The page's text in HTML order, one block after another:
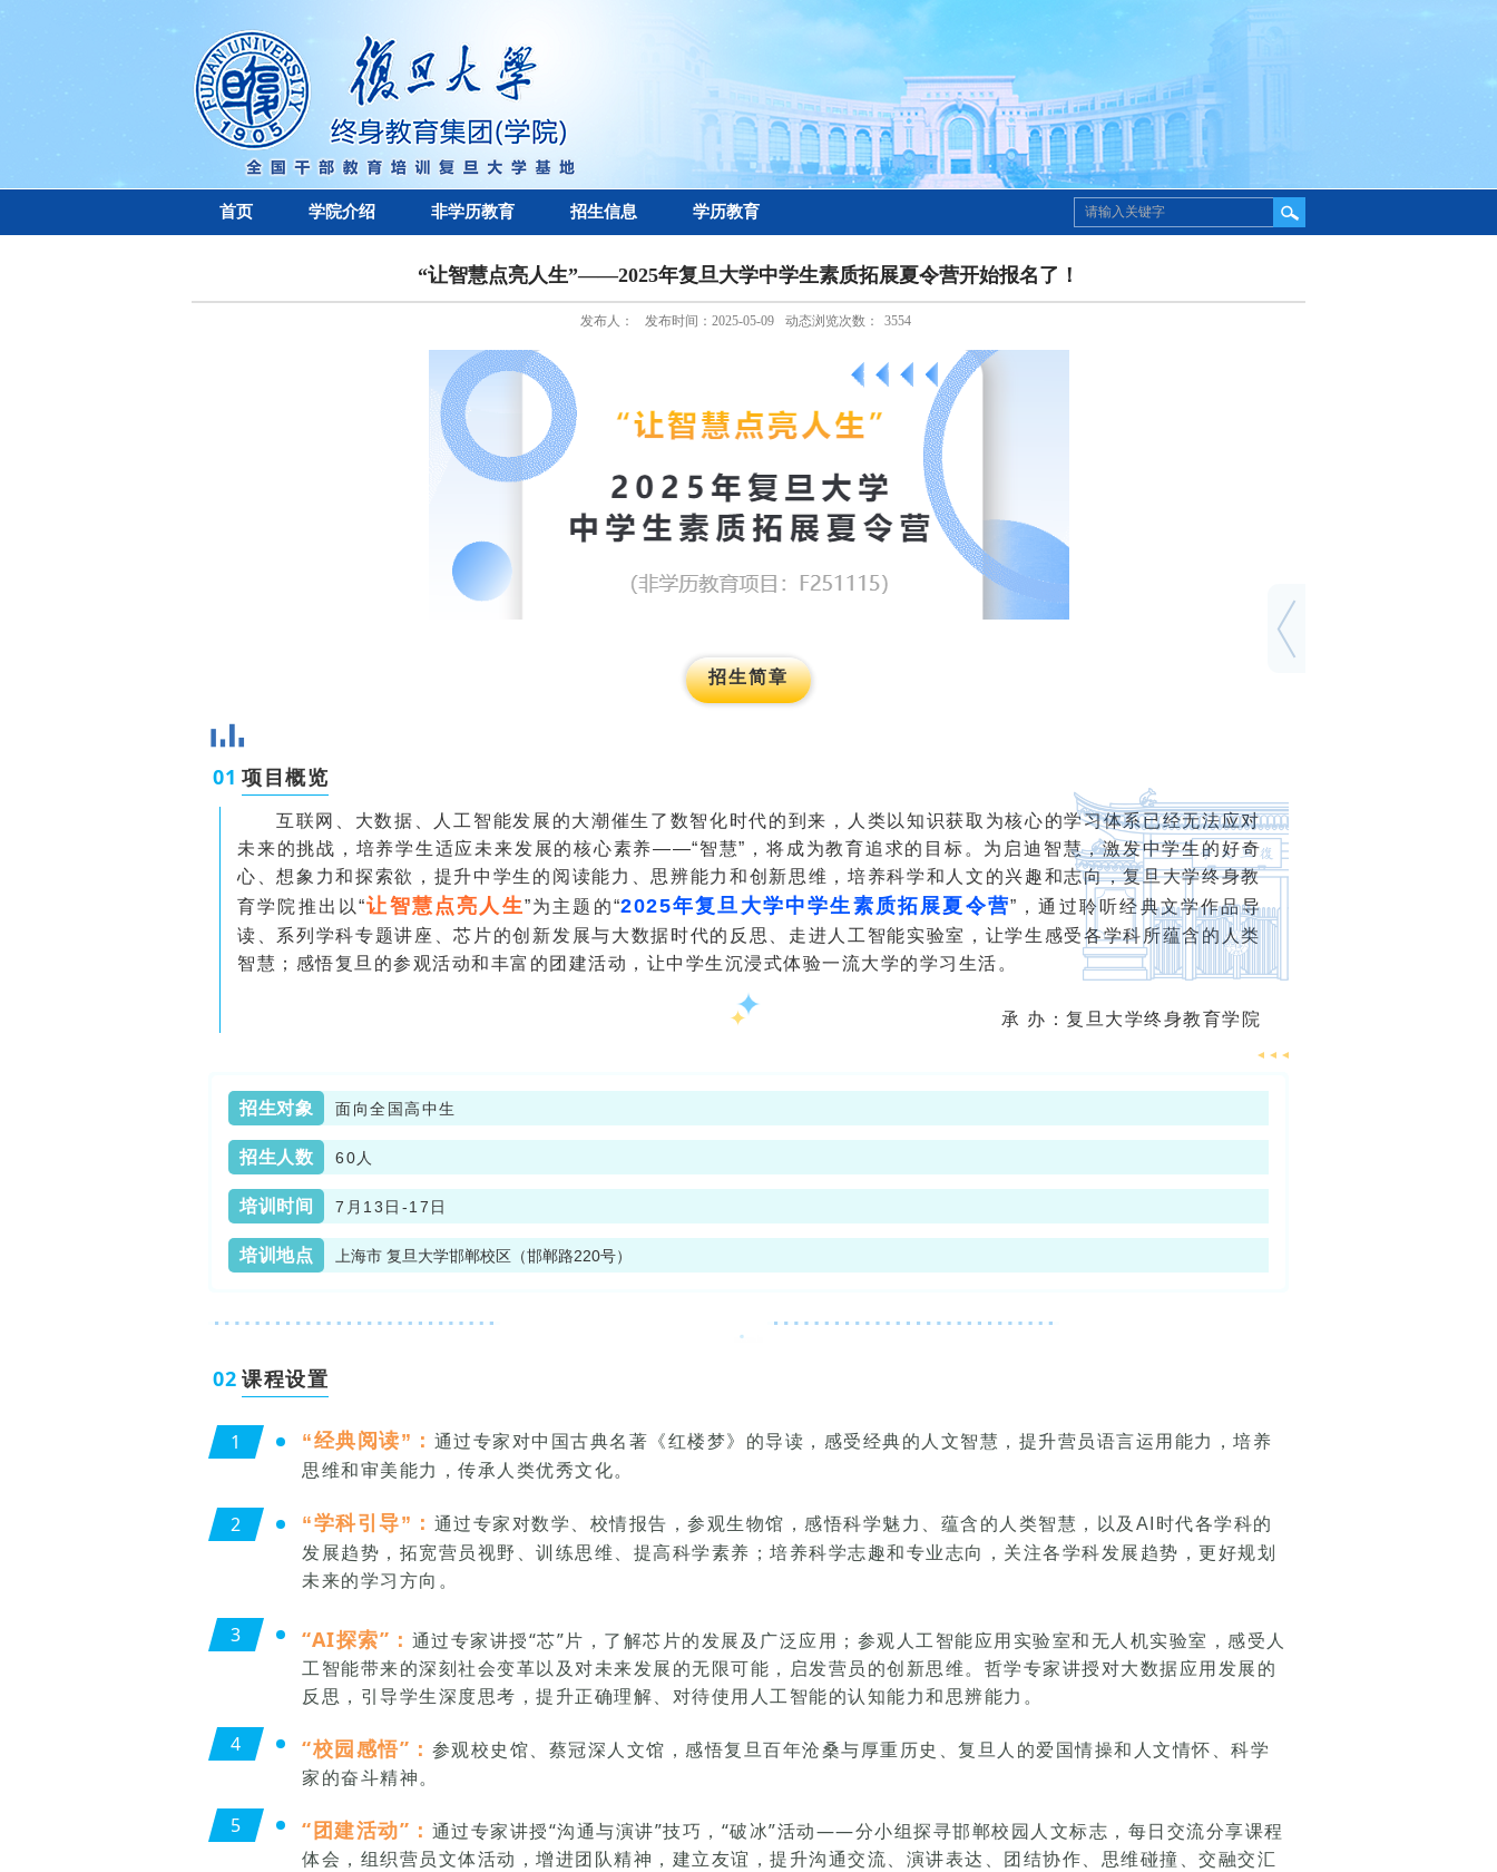
首页 学院介绍 非学历教育 招生信息 学历教育
“让智慧点亮人生”——2025年复旦大学中学生素质拓展夏令营开始报名了！
发布人： 发布时间：2025-05-09 动态浏览次数： 3554
招生简章
01 项目概览
互联网、大数据、人工智能发展的大潮催生了数智化时代的到来，人类以知识获取为核心的学习体系已经无法应对
未来的挑战，培养学生适应未来发展的核心素养——“智慧”，将成为教育追求的目标。为启迪智慧，激发中学生的好奇
心、想象力和探索欲，提升中学生的阅读能力、思辨能力和创新思维，培养科学和人文的兴趣和志向，复旦大学终身教
育学院推出以“让智慧点亮人生”为主题的“2025年复旦大学中学生素质拓展夏令营”，通过聆听经典文学作品导
读、系列学科专题讲座、芯片的创新发展与大数据时代的反思、走进人工智能实验室，让学生感受各学科所蕴含的人类
智慧；感悟复旦的参观活动和丰富的团建活动，让中学生沉浸式体验一流大学的学习生活。
承 办：复旦大学终身教育学院
招生对象 面向全国高中生
招生人数 60人
培训时间 7月13日-17日
培训地点 上海市复旦大学邯郸校区 （邯郸路220号）
02 课程设置
1 “经典阅读”： 通过专家对中国古典名著《红楼梦》的导读，感受经典的人文智慧，提升营员语言运用能力，培养
思维和审美能力，传承人类优秀文化。
2 “学科引导”： 通过专家对数学、校情报告，参观生物馆，感悟科学魅力、蕴含的人类智慧，以及AI时代各学科的
发展趋势，拓宽营员视野、训练思维、提高科学素养；培养科学志趣和专业志向，关注各学科发展趋势，更好规划
未来的学习方向。
3 “AI探索”： 通过专家讲授“芯”片，了解芯片的发展及广泛应用；参观人工智能应用实验室和无人机实验室，感受人
工智能带来的深刻社会变革以及对未来发展的无限可能，启发营员的创新思维。哲学专家讲授对大数据应用发展的
反思，引导学生深度思考，提升正确理解、对待使用人工智能的认知能力和思辨能力。
4
“校园感悟”： 参观校史馆、蔡冠深人文馆，感悟复旦百年沧桑与厚重历史、复旦人的爱国情操和人文情怀、科学
家的奋斗精神。
5
“团建活动”： 通过专家讲授“沟通与演讲”技巧，“破冰”活动——分小组探寻邯郸校园人文标志，每日交流分享课程
体会，组织营员文体活动，增进团队精神，建立友谊，提升沟通交流、演讲表达、团结协作、思维碰撞、交融交汇